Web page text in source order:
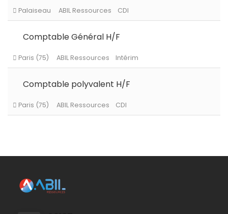
Palaiseau
Comptable Général H/F
Comptable polyvalent H/F